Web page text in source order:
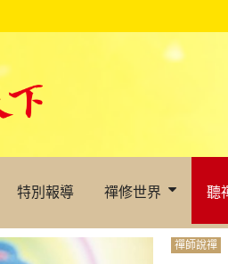
特別報導 禪修世界 聽
禪師說禪